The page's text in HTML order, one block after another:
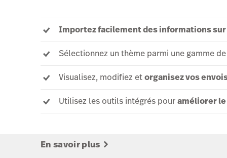
Importez facilement des informations
Sélectionnez un thème parmi une gamme
Visualisez, modifiez etorganisez vos
Utilisez les outils intégrés pouraméliorer
En savoir plus